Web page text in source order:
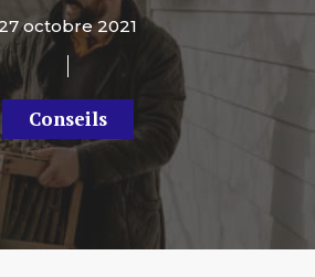
octobre 2021
Conseils